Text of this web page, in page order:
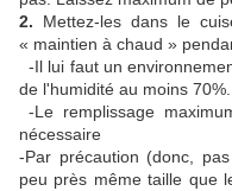
2. Mettez-les dans le
« maintien à chaud »
-Il lui faut un
de l'humidité au moins 70%.
-Le remplissage
nécessaire
-Par précaution (donc,
peu près même taille que